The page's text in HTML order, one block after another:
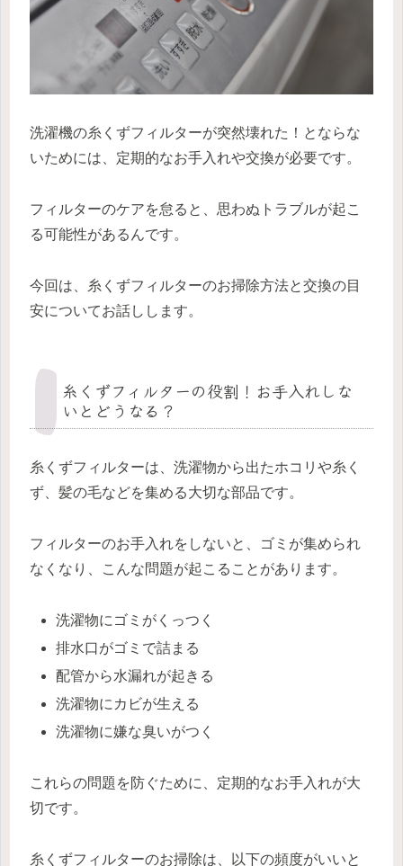
洗濯機の糸くずフィルターが突然壊れた！とならな
いためには、定期的なお手入れや交換が必要です。
フィルターのケアを怠ると、思わぬトラブルが起こ
る可能性があるんです。
今回は、糸くずフィルターのお掃除方法と交換の目
安についてお話しします。
糸くずフィルターの役割！お手入れしな
いとどうなる？
糸くずフィルターは、洗濯物から出たホコリや糸く
ず、髪の毛などを集める大切な部品です。
フィルターのお手入れをしないと、ゴミが集められ
なくなり、こんな問題が起こることがあります。
洗濯物にゴミがくっつく
排水口がゴミで詰まる
配管から水漏れが起きる
洗濯物にカビが生える
洗濯物に嫌な臭いがつく
これらの問題を防ぐために、定期的なお手入れが大
切です。
糸くずフィルターのお掃除は、以下の頻度がいいと